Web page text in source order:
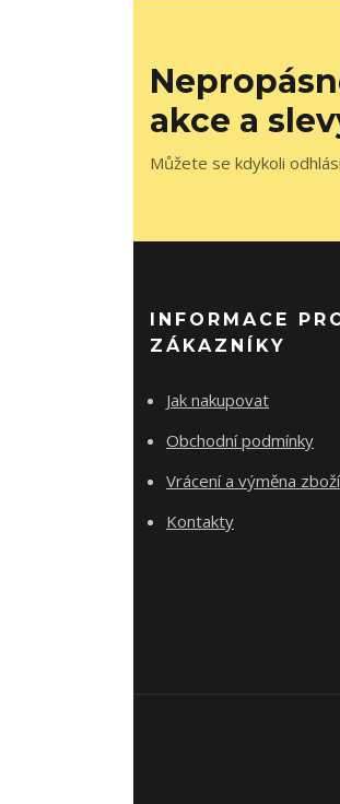
akce a
Můžete se kdykoli
INFORMACE
ZÁKAZNÍKY
Jak nakupovat
Obchodní podmínky
Vrácení a výměna zboží
Kontakty